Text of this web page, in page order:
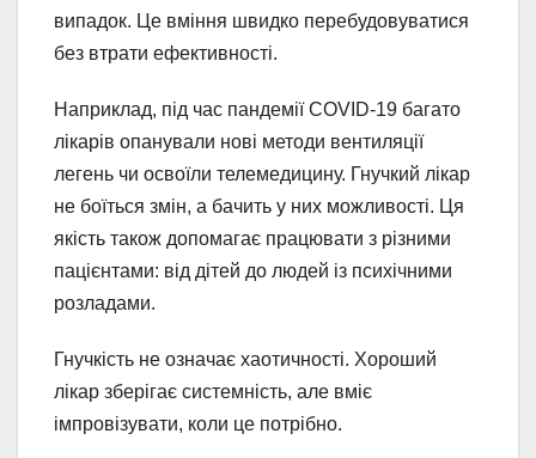
випадок. Це вміння швидко перебудовуватися
без втрати ефективності.
Наприклад, під час пандемії COVID-19 багато
лікарів опанували нові методи вентиляції
легень чи освоїли телемедицину. Гнучкий лікар
не боїться змін, а бачить у них можливості. Ця
якість також допомагає працювати з різними
пацієнтами: від дітей до людей із психічними
розладами.
Гнучкість не означає хаотичності. Хороший
лікар зберігає системність, але вміє
імпровізувати, коли це потрібно.